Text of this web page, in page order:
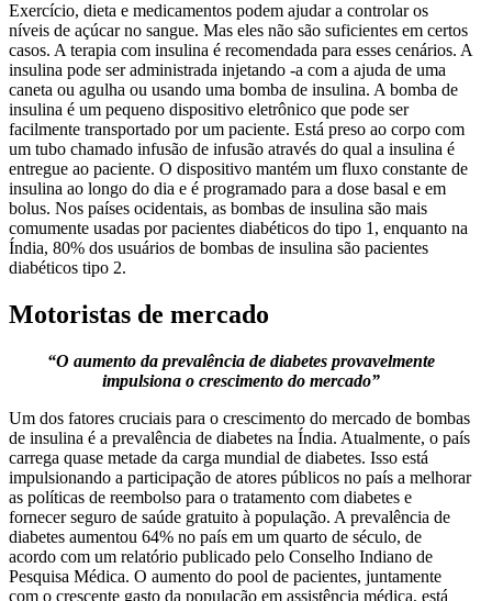
Exercício, dieta e medicamentos podem ajudar a controlar os
níveis de açúcar no sangue. Mas eles não são suficientes em certos
casos. A terapia com insulina é recomendada para esses cenários. A
insulina pode ser administrada injetando -a com a ajuda de uma
caneta ou agulha ou usando uma bomba de insulina. A bomba de
insulina é um pequeno dispositivo eletrônico que pode ser
facilmente transportado por um paciente. Está preso ao corpo com
um tubo chamado infusão de infusão através do qual a insulina é
entregue ao paciente. O dispositivo mantém um fluxo constante de
insulina ao longo do dia e é programado para a dose basal e em
bolus. Nos países ocidentais, as bombas de insulina são mais
comumente usadas por pacientes diabéticos do tipo 1, enquanto na
Índia, 80% dos usuários de bombas de insulina são pacientes
diabéticos tipo 2.
Motoristas de mercado
“O aumento da prevalência de diabetes provavelmente
impulsiona o crescimento do mercado”
Um dos fatores cruciais para o crescimento do mercado de bombas
de insulina é a prevalência de diabetes na Índia. Atualmente, o país
carrega quase metade da carga mundial de diabetes. Isso está
impulsionando a participação de atores públicos no país a melhorar
as políticas de reembolso para o tratamento com diabetes e
fornecer seguro de saúde gratuito à população. A prevalência de
diabetes aumentou 64% no país em um quarto de século, de
acordo com um relatório publicado pelo Conselho Indiano de
Pesquisa Médica. O aumento do pool de pacientes, juntamente
com o crescente gasto da população em assistência médica, está